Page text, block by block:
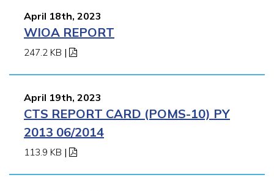
April 18th, 2023
WIOA REPORT
247.2 KB |
April 19th, 2023
CTS REPORT CARD (POMS-10) PY
2013 06/2014
113.9 KB |